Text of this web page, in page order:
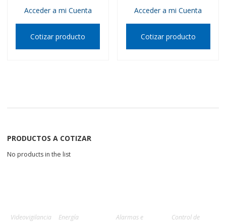
Acceder a mi Cuenta
Cotizar producto
Acceder a mi Cuenta
Cotizar producto
PRODUCTOS A COTIZAR
No products in the list
Videovigilancia
Energía
Alarmas e
Control de